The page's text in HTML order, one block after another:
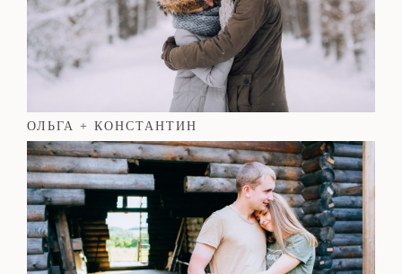
ОЛЬГА + КОНСТАНТИН